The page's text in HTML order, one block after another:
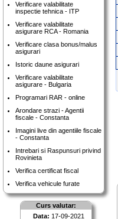
Verificare valabilitate
inspectie tehnica - ITP
Verificare valabilitate
asigurare RCA - Romania
Verificare clasa bonus/malus
asigurari
Istoric daune asigurari
Verificare valabilitate
asigurare - Bulgaria
Programari RAR - online
Arondare strazi - Agentii
fiscale - Constanta
Imagini live din agentiile fiscale
- Constanta
Intrebari si Raspunsuri privind
Rovinieta
Verifica certificat fiscal
Verifica vehicule furate
Curs valutar:
Data: 17-09-2021